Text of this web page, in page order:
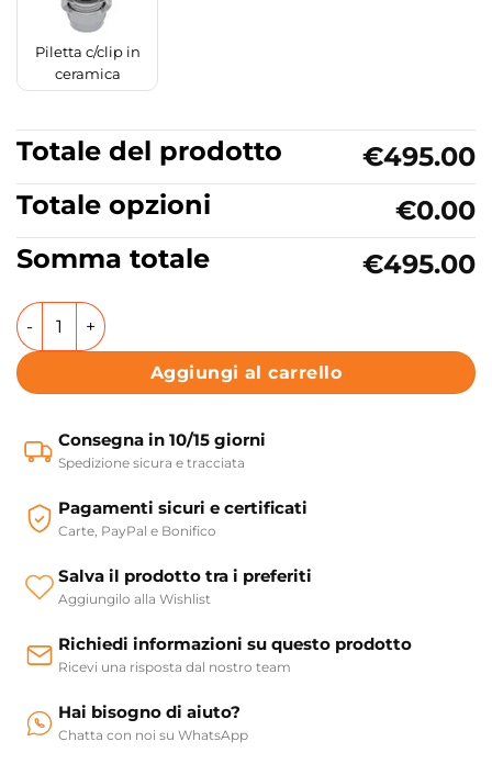
Piletta c/clip in
ceramica
Totale del prodotto
€495.00
Totale opzioni
€0.00
Somma totale
€495.00
Lavabo d'appoggio o sospeso in ceramica 101x46 cm
Aggiungi al carrello
Consegna in 10/15 giorni
Spedizione sicura e tracciata
Pagamenti sicuri e certificati
Carte, PayPal e Bonifico
Salva il prodotto tra i preferiti
Aggiungilo alla Wishlist
Richiedi informazioni su questo prodotto
Ricevi una risposta dal nostro team
Hai bisogno di aiuto?
Chatta con noi su WhatsApp